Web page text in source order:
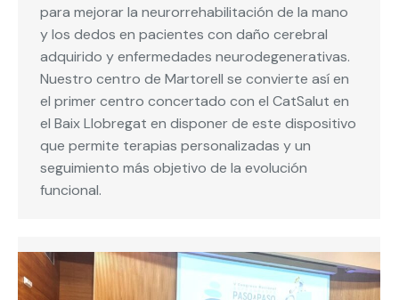
para mejorar la neurorrehabilitación de la mano
y los dedos en pacientes con daño cerebral
adquirido y enfermedades neurodegenerativas.
Nuestro centro de Martorell se convierte así en
el primer centro concertado con el CatSalut en
el Baix Llobregat en disponer de este dispositivo
que permite terapias personalizadas y un
seguimiento más objetivo de la evolución
funcional.